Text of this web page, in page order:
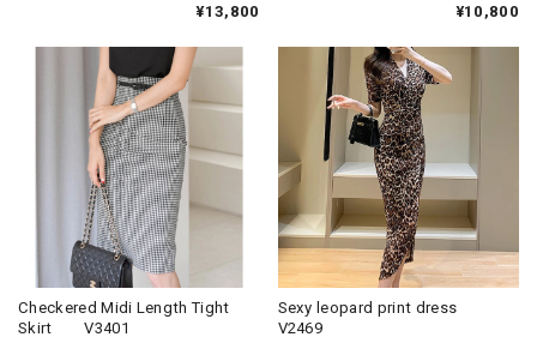
¥13,800
¥10,800
Checkered Midi Length Tight
Skirt V3401
Sexy leopard print dress
V2469